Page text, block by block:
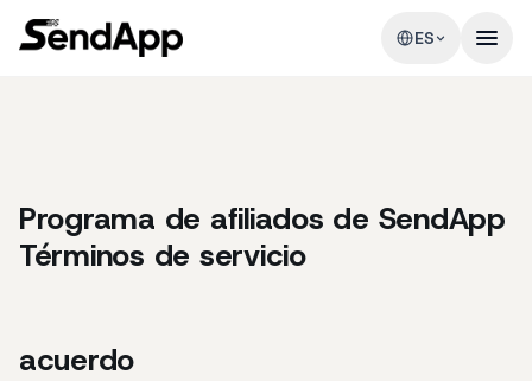
ES
Programa de afiliados de SendApp
Términos de servicio
acuerdo